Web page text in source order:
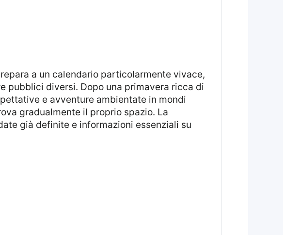
a un calendario particolarmente vivace,
pubblici diversi. Dopo una primavera ricca di
e avventure ambientate in mondi
gradualmente il proprio spazio. La
già definite e informazioni essenziali su